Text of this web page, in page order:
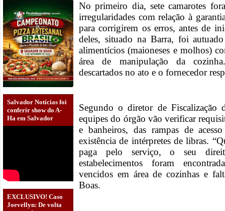
Salvador Notícias foi
conferir show do A-
Ha em Salvador
EXCLUSIVO! Caso
Joevellyn: De volta
No primeiro dia, sete camarotes
irregularidades com relação à
para corrigirem os erros, antes de
deles, situado na Barra, foi
alimentícios (maioneses e molhos)
área de manipulação da
descartados no ato e o fornecedor
Segundo o diretor de Fiscalização
equipes do órgão vão verificar
e banheiros, das rampas de
existência de intérpretes de libras.
paga pelo serviço, o seu
estabelecimentos foram
vencidos em área de cozinhas e
Boas.